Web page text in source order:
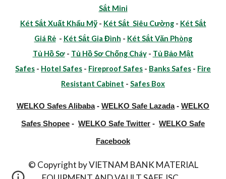
Sắt Mini
Két Sắt Xuất Khẩu Mỹ- Két Sắt Siêu Cường- Két Sắt
Giá Rẻ- Két Sắt Gia Đình - Két Sắt Văn Phòng
Tủ Hồ Sơ- Tủ Hồ Sơ Chống Cháy- Tủ Bảo Mật
Safes - Hotel Safes - Fireproof Safes - Banks Safes - Fire
Resistant Cabinet - Safes Box
WELKO Safes Alibaba- WELKO Safe Lazada- WELKO
Safes Shopee - WELKO Safe Twitter - WELKO Safe
Facebook
© Copyright by VIETNAM BANK MATERIAL